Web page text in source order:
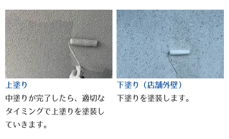
上塗り
中塗りが完了したら、適切な
タイミングで上塗りを塗装し
ていきます。
下塗り（店舗外壁）
下塗りを塗装します。